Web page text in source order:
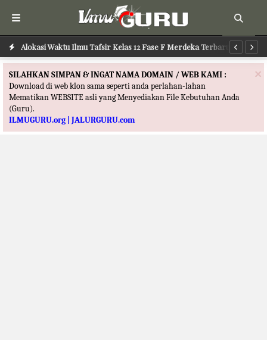
Alokasi Waktu Ilmu Tafsir Kelas 12 Fase F Merdeka Terbaru
×
SILAHKAN SIMPAN & INGAT NAMA DOMAIN / WEB KAMI :
Download di web klon sama seperti anda perlahan-lahan
Mematikan WEBSITE asli yang Menyediakan File Kebutuhan Anda
(Guru).
ILMUGURU.org | JALURGURU.com